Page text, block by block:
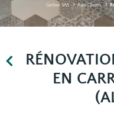
Gerber SAS Avis Clients
EN